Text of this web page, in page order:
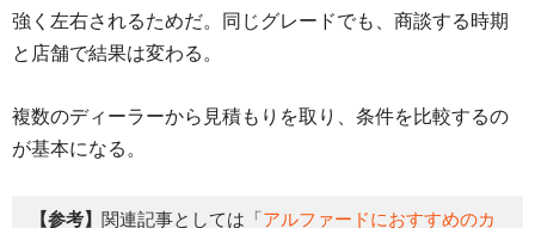
強く左右されるためだ。同じグレードでも、商談する時期
と店舗で結果は変わる。
複数のディーラーから見積もりを取り、条件を比較するの
が基本になる。
【参考】 関連記事としては「アルファードにおすすめのカ